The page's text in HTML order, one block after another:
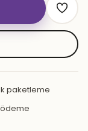
paketleme